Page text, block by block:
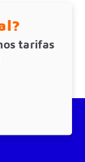
tarifas